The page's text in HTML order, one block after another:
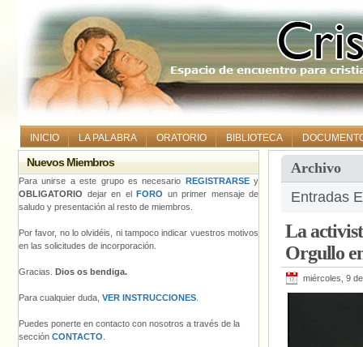
INICIO LA PALABRA ORATORIO BIBLIOTECA
Archivo
Entradas
La
Orgullo
miércoles, 9
Nuevos Miembros
Para unirse a este grupo es necesario REGISTRARSEy
OBLIGATORIO dejar en el FORO un primer mensaje de
saludo y presentación al resto de miembros.
Por favor, no lo olvidéis, ni tampoco indicar vuestros motivos
en las solicitudes de incorporación.
Gracias. Dios os bendiga.
Para cualquier duda, VER INSTRUCCIONES
Puedes ponerte en contacto con nosotros a través de la
sección CONTACTO